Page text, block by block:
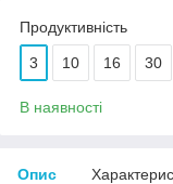
Продуктивність
3 10 16 30
В наявності
Опис